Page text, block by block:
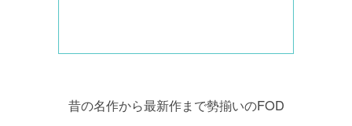
昔の名作から最新作まで勢揃いのFOD